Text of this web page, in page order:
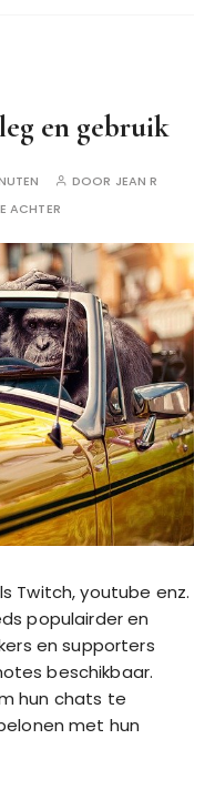
en gebruik
DOOR JEAN R
ACHTER
Twitch, youtube enz.
populairder en
en supporters
beschikbaar.
hun chats te
met hun